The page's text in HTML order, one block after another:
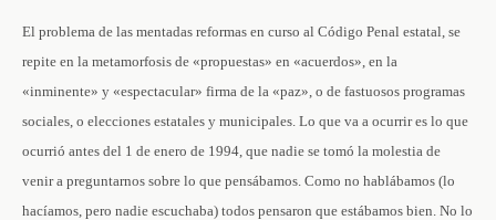
El problema de las mentadas reformas en curso al Código Penal estatal, se
repite en la metamorfosis de «propuestas» en «acuerdos», en la
«inminente» y «espectacular» firma de la «paz», o de fastuosos programas
sociales, o elecciones estatales y municipales. Lo que va a ocurrir es lo que
ocurrió antes del 1 de enero de 1994, que nadie se tomó la molestia de
venir a preguntarnos sobre lo que pensábamos. Como no hablábamos (lo
hacíamos, pero nadie escuchaba) todos pensaron que estábamos bien. No lo